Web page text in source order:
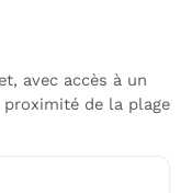
avec accès à un
de la plage